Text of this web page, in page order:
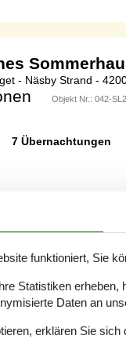
- Näsby Strand -
Objekt Nr.: 042-
7 Übernachtungen
und
ausgerichtet auf
funktioniert, Sie
Statistiken
Daten an
erklären Sie